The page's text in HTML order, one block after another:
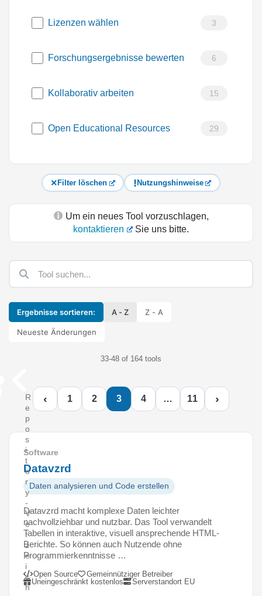
Lizenzen wählen 3
Forschungsergebnisse bewerten 6
Kollaborativ arbeiten 15
Open Educational Resources 29
Filter löschen Nutzungshinweise
Um ein neues Tool vorzuschlagen,
kontaktieren
Sie uns bitte.
Ergebnisse sortieren: A - Z Z - A
Neueste Änderungen
33-48 of 164 tools
R
e
p
o
s
i
t
o
r
y
-
V
e
r
z
e
i
c
h
‹ 1 2 3 4 … 11 ›
Software
Datavzrd
Daten analysieren und Code erstellen
Datavzrd macht komplexe Daten leichter
nachvollziehbar und nutzbar. Das Tool verwandelt
Tabellen in interaktive, visuell ansprechende HTML-
Berichte. So können auch Nutzende ohne
Programmierkenntnisse …
Open Source
Gemeinnütziger Betreiber
Uneingeschränkt kostenlos
Serverstandort EU